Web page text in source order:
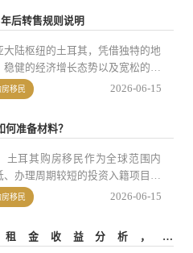
规划与资产配置的双重目标。不
合规房源是购房移民申请成功的核
同时还需理清费用结构、申请流程
键注意事项，才能确保申请全程合
后转售规则说明
大陆枢纽的土耳其，凭借独特的地
稳健的经济增长态势以及宽松的移
一直是全球高净值人群和家庭规划
的热门选择。其中，购房入籍因门
始终是最主流的申请方式。2026
其购房入籍政策的核心框架保持稳
房产持有与转售的细节规则上，对
出了明确的合规要求，需要申请者
。
移民 2026-06-15
准备材料？
土耳其购房移民作为全球范围内
、办理周期较短的投资入籍项目之
保持着较高的市场关注度。相比存
购房入籍兼具资产配置与身份规划
民管理局2026年最新修订的政策
移民 2026-06-15
金收益分析，年